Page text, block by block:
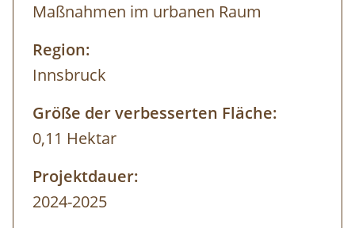
Maßnahmen im urbanen Raum
Region:
Innsbruck
Größe der verbesserten Fläche:
0,11 Hektar
Projektdauer:
2024-2025